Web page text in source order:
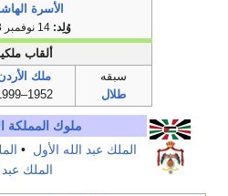
الأسرة
وُلِد:
ألقاب
سبقه
طلال
ملك
1952–1999
ملوك المملكة
الملك عبد الله الأول •
الملك عبد